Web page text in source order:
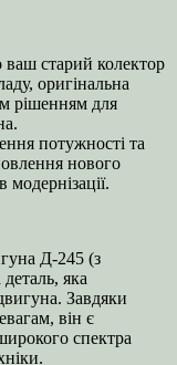
старий колектор
оригінальна
рішенням для
потужності та
нового
Д-245 (з
яка
Завдяки
він є
спектра